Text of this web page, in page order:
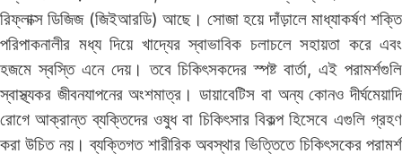
রিফ্লাক্স ডিজিজ (জিইআরডি) আছে। সোজা হয়ে দাঁড়ালে মাধ্যাকর্ষণ শক্তি
পরিপাকনালীর মধ্য দিয়ে খাদ্যের স্বাভাবিক চলাচলে সহায়তা করে এবং
হজমে স্বস্তি এনে দেয়। তবে চিকিৎসকদের স্পষ্ট বার্তা, এই পরামর্শগুলি
স্বাস্থ্যকর জীবনযাপনের অংশমাত্র। ডায়াবেটিস বা অন্য কোনও দীর্ঘমেয়াদি
রোগে আক্রান্ত ব্যক্তিদের ওষুধ বা চিকিৎসার বিকল্প হিসেবে এগুলি গ্রহণ
করা উচিত নয়। ব্যক্তিগত শারীরিক অবস্থার ভিত্তিতে চিকিৎসকের পরামর্শ